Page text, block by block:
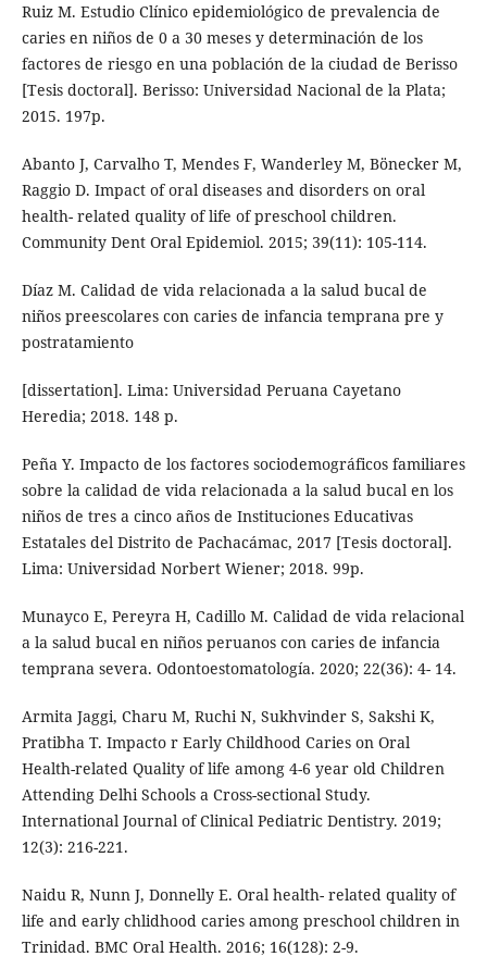
Ruiz M. Estudio Clínico epidemiológico de prevalencia de
caries en niños de 0 a 30 meses y determinación de los
factores de riesgo en una población de la ciudad de Berisso
[Tesis doctoral]. Berisso: Universidad Nacional de la Plata;
2015. 197p.
Abanto J, Carvalho T, Mendes F, Wanderley M, Bönecker M,
Raggio D. Impact of oral diseases and disorders on oral
health- related quality of life of preschool children.
Community Dent Oral Epidemiol. 2015; 39(11): 105-114.
Díaz M. Calidad de vida relacionada a la salud bucal de
niños preescolares con caries de infancia temprana pre y
postratamiento
[dissertation]. Lima: Universidad Peruana Cayetano
Heredia; 2018. 148 p.
Peña Y. Impacto de los factores sociodemográficos familiares
sobre la calidad de vida relacionada a la salud bucal en los
niños de tres a cinco años de Instituciones Educativas
Estatales del Distrito de Pachacámac, 2017 [Tesis doctoral].
Lima: Universidad Norbert Wiener; 2018. 99p.
Munayco E, Pereyra H, Cadillo M. Calidad de vida relacional
a la salud bucal en niños peruanos con caries de infancia
temprana severa. Odontoestomatología. 2020; 22(36): 4- 14.
Armita Jaggi, Charu M, Ruchi N, Sukhvinder S, Sakshi K,
Pratibha T. Impacto r Early Childhood Caries on Oral
Health-related Quality of life among 4-6 year old Children
Attending Delhi Schools a Cross-sectional Study.
International Journal of Clinical Pediatric Dentistry. 2019;
12(3): 216-221.
Naidu R, Nunn J, Donnelly E. Oral health- related quality of
life and early chlidhood caries among preschool children in
Trinidad. BMC Oral Health. 2016; 16(128): 2-9.